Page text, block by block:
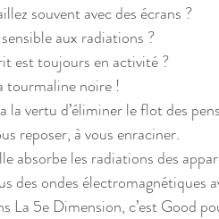
souvent avec des écrans ?
aux radiations ?
est toujours en activité ?
tourmaline noire !
la vertu d’éliminer le flot des
reposer, à vous enraciner.
absorbe les radiations des
des ondes électromagnétiques
La 5e Dimension, c’est Good